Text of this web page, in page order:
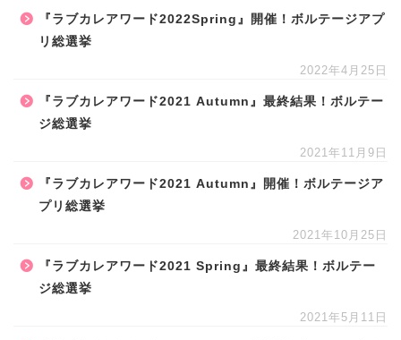
『ラブカレアワード2022Spring』開催！ボルテージアプ
リ総選挙
2022年4月25日
『ラブカレアワード2021 Autumn』最終結果！ボルテー
ジ総選挙
2021年11月9日
『ラブカレアワード2021 Autumn』開催！ボルテージア
プリ総選挙
2021年10月25日
『ラブカレアワード2021 Spring』最終結果！ボルテー
ジ総選挙
2021年5月11日